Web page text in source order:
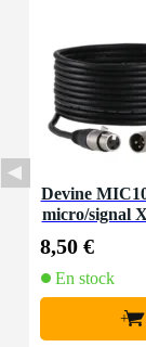
Devine
micro/signal
8,50 €
En stock
+